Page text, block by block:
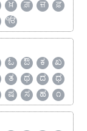
ਖ਼ ਗ਼ ਜ਼
ਫ਼
ੴ
ಓ ಔ ಕ
ಖ
ತ ಥ ದ
ಧ
ಷ ಸ ಹ ೧